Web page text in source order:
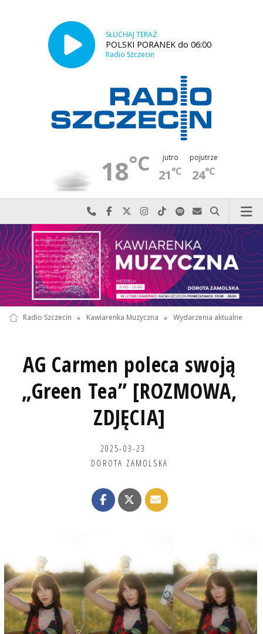
SŁUCHAJ TERAZ
POLSKI PORANEK do 06:00
Radio Szczecin
18°C jutro
21°C
pojutrze
24°C
Najlepiej po prostu do nas zadzwoń
Odwiedź nas na Facebook-u
Odwiedź nas na X
Odwiedź nas na Instagram-ie
Odwiedź nas na TikTok-u
Szukaj nas na Spotify
Wyślij do nas
Szukaj
Radio Szczecin » Kawiarenka Muzyczna » Wydarzenia aktualne
AG Carmen poleca swoją
„Green Tea” [ROZMOWA,
ZDJĘCIA]
2025-03-23
DOROTA ZAMOLSKA